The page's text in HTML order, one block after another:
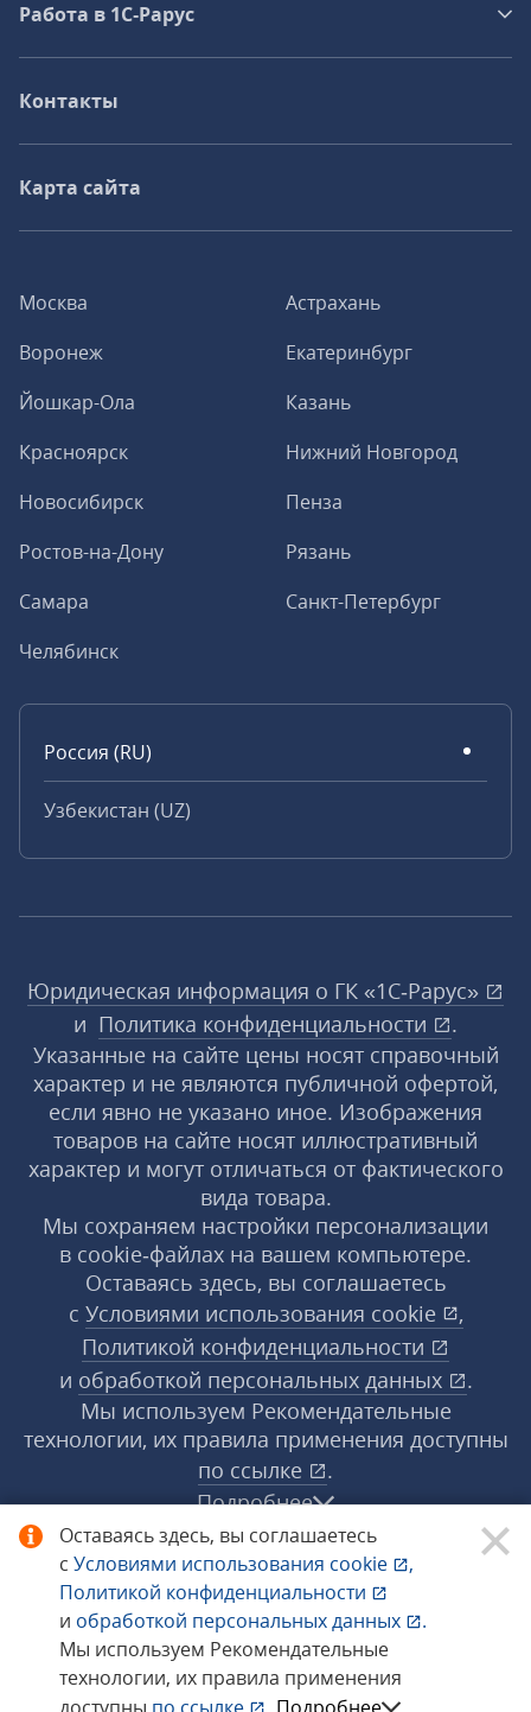
Оставаясь здесь, вы соглашаетесь
с Условиями использования cookie
,
Политикой конфиденциальности
и обработкой персональных данных
.
Мы используем Рекомендательные
технологии, их правила применения
Москва
Астрахань
Воронеж
Екатеринбург
Йошкар-Ола
Казань
Красноярск
Нижний Новгород
Новосибирск
Пенза
Ростов-на-Дону
Рязань
Самара
Санкт-Петербург
Челябинск
Россия (RU)
Узбекистан (UZ)
Работа в 1С‑Рарус
Контакты
Карта сайта
Юридическая информация о ГК «1С‑Рарус»
и Политика конфиденциальности
.
Указанные на сайте цены носят справочный
характер и не являются публичной офертой,
если явно не указано иное. Изображения
товаров на сайте носят иллюстративный
характер и могут отличаться от фактического
вида товара.
Мы сохраняем настройки персонализации
в cookie‑файлах на вашем компьютере.
Оставаясь здесь, вы соглашаетесь
с Условиями использования cookie
,
Политикой конфиденциальности
и обработкой персональных данных
.
Мы используем Рекомендательные
технологии, их правила применения доступны
по ссылке
.
Подробнее
© 1998−2026 «1С‑Рарус» ®. Все права
защищены.
Сообщить об ошибке